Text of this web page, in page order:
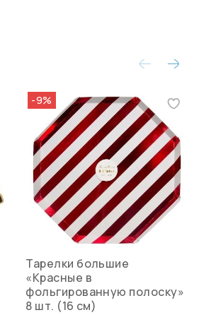
-9%
Тарелки большие
«Красные в
фольгированную полоску»
8 шт. (16 см)